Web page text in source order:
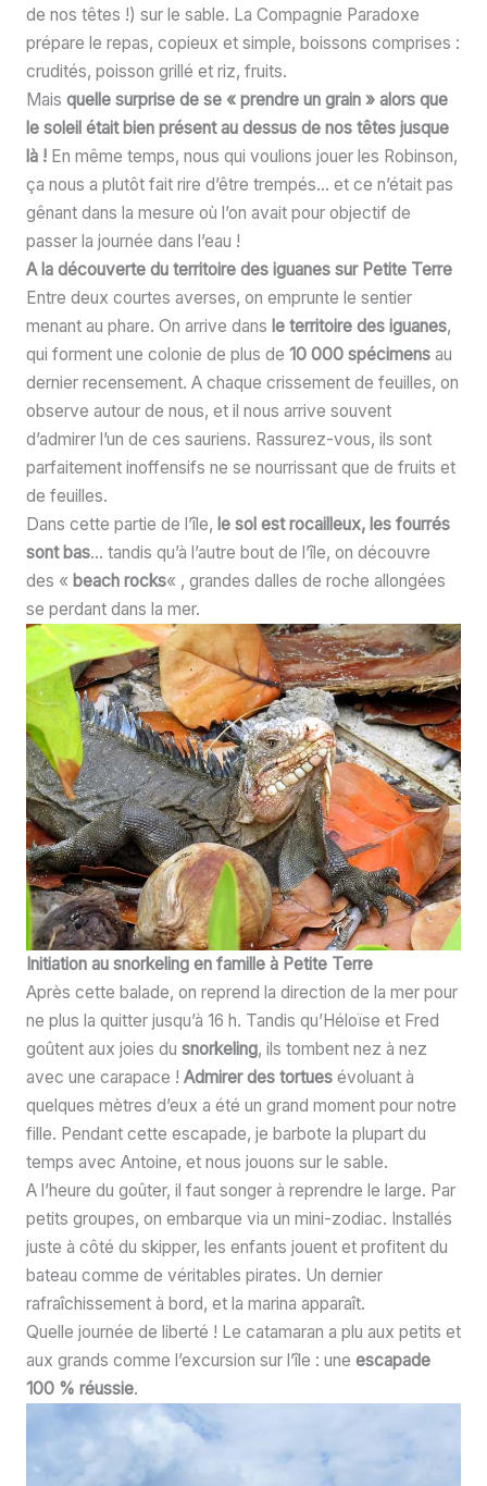
de nos têtes !) sur le sable. La Compagnie Paradoxe
prépare le repas, copieux et simple, boissons comprises :
crudités, poisson grillé et riz, fruits.
Mais quelle surprise de se « prendre un grain » alors que
le soleil était bien présent au dessus de nos têtes jusque
là !En même temps, nous qui voulions jouer les Robinson,
ça nous a plutôt fait rire d’être trempés… et ce n’était pas
gênant dans la mesure où l’on avait pour objectif de
passer la journée dans l’eau !
A la découverte du territoire des iguanes sur Petite Terre
Entre deux courtes averses, on emprunte le sentier
menant au phare. On arrive dans le territoire des iguanes,
qui forment une colonie de plus de 10 000 spécimensau
dernier recensement. A chaque crissement de feuilles, on
observe autour de nous, et il nous arrive souvent
d’admirer l’un de ces sauriens. Rassurez-vous, ils sont
parfaitement inoffensifs ne se nourrissant que de fruits et
de feuilles.
Dans cette partie de l’île, le sol est rocailleux, les fourrés
sont bas… tandis qu’à l’autre bout de l’île, on découvre
des « beach rocks« , grandes dalles de roche allongées
se perdant dans la mer.
Initiation au snorkeling en famille à Petite Terre
Après cette balade, on reprend la direction de la mer pour
ne plus la quitter jusqu’à 16 h. Tandis qu’Héloïse et Fred
goûtent aux joies du snorkeling, ils tombent nez à nez
avec une carapace ! Admirer des tortuesévoluant à
quelques mètres d’eux a été un grand moment pour notre
fille. Pendant cette escapade, je barbote la plupart du
temps avec Antoine, et nous jouons sur le sable.
A l’heure du goûter, il faut songer à reprendre le large. Par
petits groupes, on embarque via un mini-zodiac. Installés
juste à côté du skipper, les enfants jouent et profitent du
bateau comme de véritables pirates. Un dernier
rafraîchissement à bord, et la marina apparaît.
Quelle journée de liberté ! Le catamaran a plu aux petits et
aux grands comme l’excursion sur l’île : une escapade
100 % réussie.